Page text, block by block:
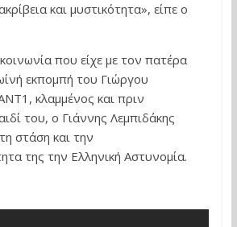
και μυστικότητα», είπε ο
που είχε με τον πατέρα
εκπομπή του Γιώργου
κλαμμένος και πριν
του, ο Γιάννης Λεμπιδάκης
στάση και την
της την Ελληνική Αστυνομία.